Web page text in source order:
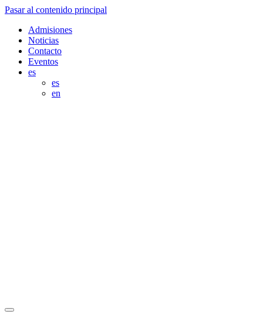
Pasar al contenido principal
Admisiones
Noticias
Contacto
Eventos
es
es
en